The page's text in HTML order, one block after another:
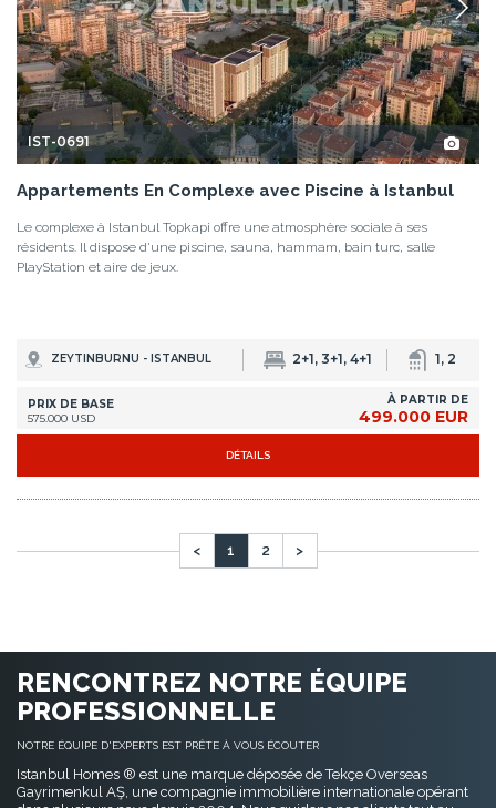
DÉTAILS
< 1 2 >
RENCONTREZ NOTRE ÉQUIPE
PROFESSIONNELLE
Istanbul Homes ® est une marque déposée de Tekçe Overseas
Gayrimenkul AŞ, une compagnie immobilière internationale opérant
long du processus, de la recherche de la maison de leurs rêves à la
signature de leurs titres de propriété et à leur installation.
JE VEUX VOUS RENCONTRER MAINTENANT
Notices Légales & Avertissement
Conditions d'Utilisation
Politique de Confidentialité